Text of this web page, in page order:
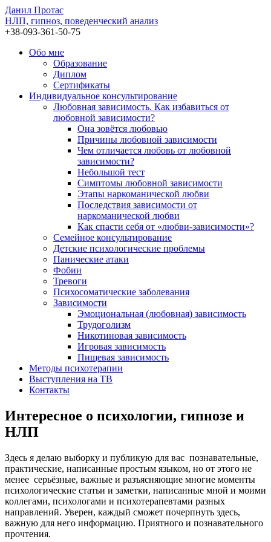
Данил Протас
НЛП, гипноз, поведенческий анализ
+38-093-361-50-75
Обо мне
Образование
Диплом
Сертификаты
Индивидуальное консультирование
Любовная зависимость. Как избавиться от
любовной зависимости?
Она зовётся любовью
Причины любовной зависимости
Чем отличается любовь от любовной
зависимости?
Небольшой тест
Симптомы любовной зависимости
Этапы наркоманической любви
Последствия зависимости от
наркоманической любви
Как спасти себя от «любви-зависимости»?
Семейное консультирование
Детские психологические проблемы
Панические атаки
Фобии
Тревоги
Психосоматические заболевания
Зависимости
Эмоциональная (любовная) зависимость
Трудоголизм
Никотиновая зависимость
Игровая зависимость
Пищевая зависимость
Методы психотерапии
Выступления на ТВ
Контакты
Интересное о психологии, гипнозе и
НЛП
Здесь я делаю выборку и публикую для вас познавательные,
практические, написанные простым языком, но от этого не
менее серьёзные, важные и разъясняющие многие моменты
психологические статьи и заметки, написанные мной и моими
коллегами, психологами и психотерапевтами разных
направлений. Уверен, каждый сможет почерпнуть здесь,
важную для него информацию. Приятного и познавательного
прочтения.